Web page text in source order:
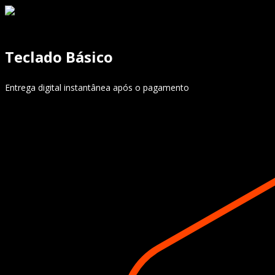
Teclado Básico
Entrega digital instantânea após o pagamento